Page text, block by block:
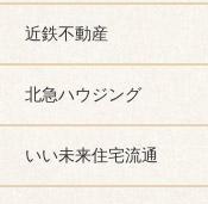
近鉄不動産
北急ハウジング
いい未来住宅流通